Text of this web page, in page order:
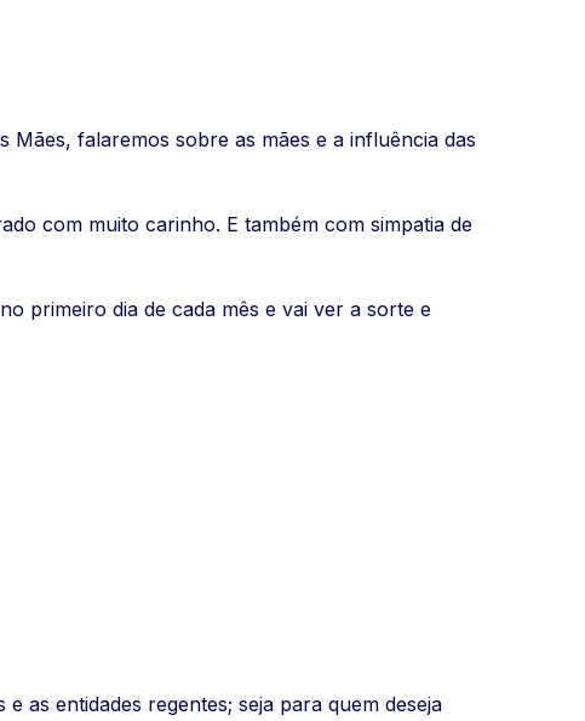
Mães, falaremos sobre as mães e a influência das
com muito carinho. E também com simpatia de
primeiro dia de cada mês e vai ver a sorte e
as entidades regentes; seja para quem deseja